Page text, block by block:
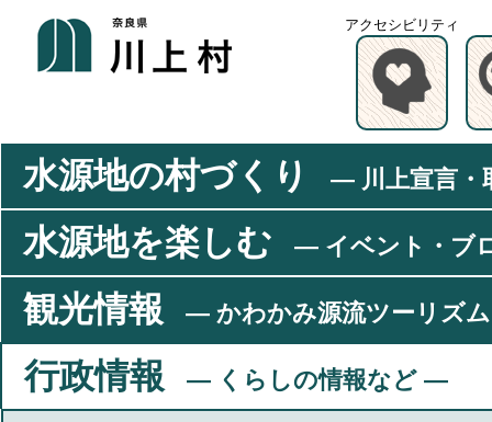
アクセシビリティ
水源地の村づくり ― 川上宣言・
水源地を楽しむ ― イベント・ブ
観光情報 ― かわかみ源流ツーリズ
行政情報 ― くらしの情報など ―